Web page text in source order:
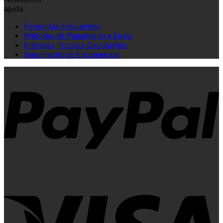
ajuda
Perguntas Frequentes
Métodos de Pagamento e Envio
Entregas, Trocas e Devoluções
Seguimento de Encomendas